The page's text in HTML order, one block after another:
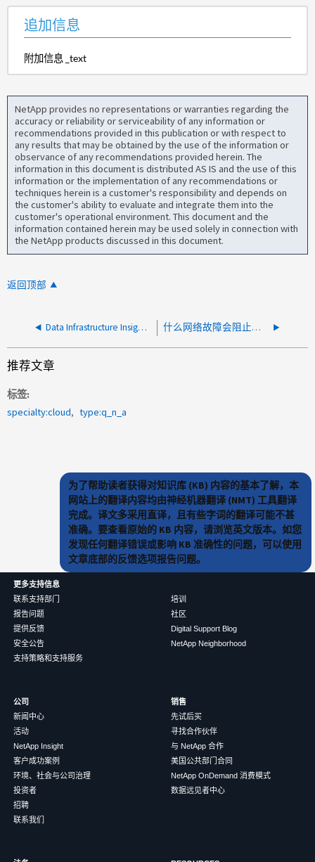
追加信息
附加信息 _text
NetApp provides no representations or warranties regarding the
accuracy or reliability or serviceability of any information or
recommendations provided in this publication or with respect to
any results that may be obtained by the use of the information or
observance of any recommendations provided herein. The
information in this document is distributed AS IS and the use of this
information or the implementation of any recommendations or
techniques herein is a customer's responsibility and depends on
the customer's ability to evaluate and integrate them into the
customer's operational environment. This document and the
information contained herein may be used solely in connection with
the NetApp products discussed in this document.
返回顶部
Data Infrastructure Insight的升级途径是什么？ 什么网络故障会阻止将审核数据发送到DII服务器？
推荐文章
标签
specialty:cloud
type:q_n_a
为了帮助读者获得对知识库 (KB) 内容的基本了解，本
网站上的翻译内容均由神经机器翻译 (NMT) 工具翻译
完成。译文多采用直译，且有些字词的翻译可能不甚
准确。要查看原始的 KB 内容，请浏览英文版本。如您
发现任何翻译错误或影响 KB 准确性的问题，可以使用
文章底部的反馈选项报告问题。
更多支持信息
联系支持部门
报告问题
提供反馈
安全公告
支持策略和支持服务
培训
社区
Digital Support Blog
NetApp Neighborhood
公司
新闻中心
活动
NetApp Insight
客户成功案例
环境、社会与公司治理
投资者
招聘
联系我们
销售
先试后买
寻找合作伙伴
与 NetApp 合作
美国公共部门合同
NetApp OnDemand 消费模式
数据远见者中心